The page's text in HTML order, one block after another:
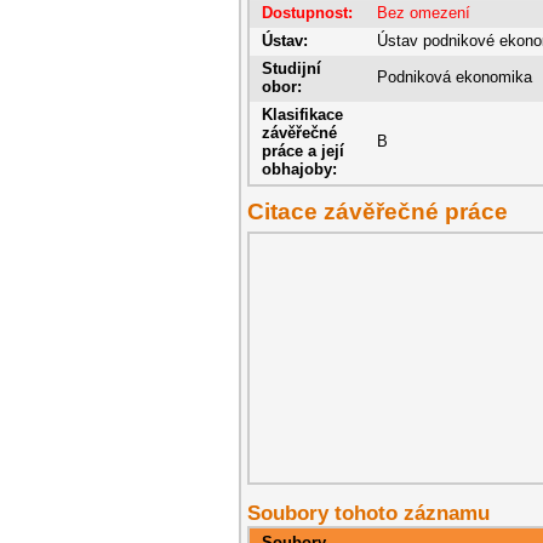
Dostupnost:
Bez omezení
Ústav:
Ústav podnikové
Studijní
obor:
Podniková ekonomika
Klasifikace
závěřečné
práce a její
obhajoby:
B
Citace závěřečné práce
Soubory tohoto záznamu